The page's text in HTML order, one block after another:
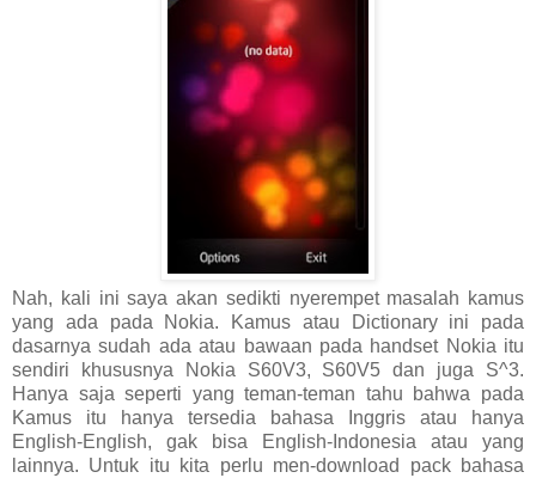
Nah, kali ini saya akan sedikti nyerempet masalah kamus
yang ada pada Nokia. Kamus atau Dictionary ini pada
dasarnya sudah ada atau bawaan pada handset Nokia itu
sendiri khususnya Nokia S60V3, S60V5 dan juga S^3.
Hanya saja seperti yang teman-teman tahu bahwa pada
Kamus itu hanya tersedia bahasa Inggris atau hanya
English-English, gak bisa English-Indonesia atau yang
lainnya. Untuk itu kita perlu men-download pack bahasa